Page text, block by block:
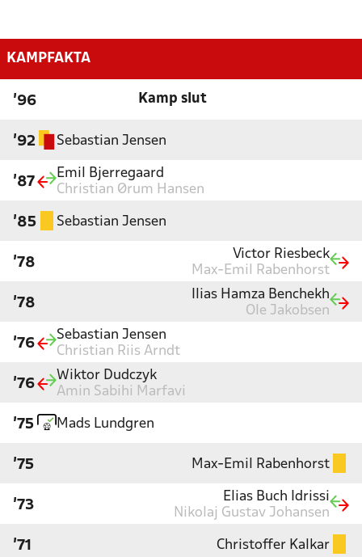
KAMPFAKTA
'96 Kamp slut
'92 Sebastian Jensen
'87
Emil Bjerregaard
Christian Ørum Hansen
'85 Sebastian Jensen
'78
Victor Riesbeck
Max-Emil Rabenhorst
'78
Ilias Hamza Benchekh
Ole Jakobsen
'76
Sebastian Jensen
Christian Riis Arndt
'76
Wiktor Dudczyk
Amin Sabihi Marfavi
'75 Mads Lundgren
'75 Max-Emil Rabenhorst
'73
Elias Buch Idrissi
Nikolaj Gustav Johansen
'71 Christoffer Kalkar